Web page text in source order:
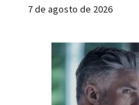
7 de agosto de 2026